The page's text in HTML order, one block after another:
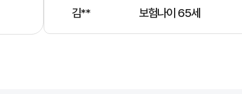
김** 보험나이 65세